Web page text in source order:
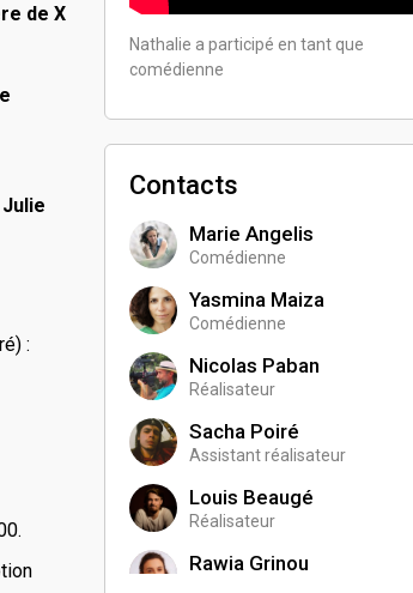
de X
:
Nathalie a participé en tant que
comédienne
Contacts
Marie Angelis
Comédienne
Yasmina Maiza
Comédienne
Nicolas Paban
Réalisateur
Sacha Poiré
Assistant réalisateur
Louis Beaugé
Réalisateur
Rawia Grinou